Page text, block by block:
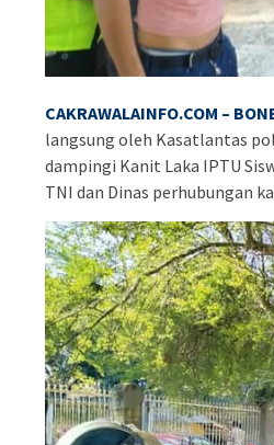
CAKRAWALAINFO.COM –
langsung oleh Kasatlantas
dampingi Kanit Laka IPTU
TNI dan Dinas perhubungan